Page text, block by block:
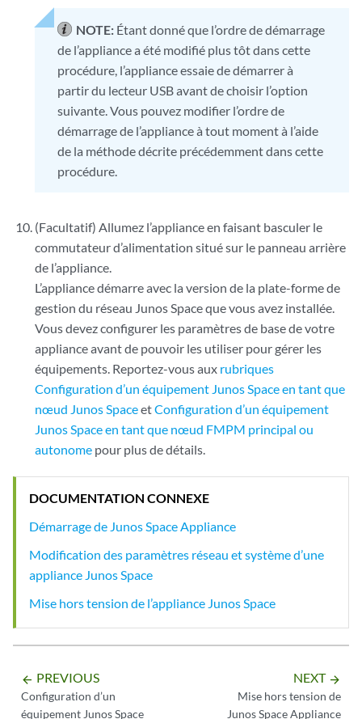
NOTE: Étant donné que l’ordre de démarrage
de l’appliance a été modifié plus tôt dans cette
procédure, l’appliance essaie de démarrer à
partir du lecteur USB avant de choisir l’option
suivante. Vous pouvez modifier l’ordre de
démarrage de l’appliance à tout moment à l’aide
de la méthode décrite précédemment dans cette
procédure.
(Facultatif) Allumez l’appliance en faisant basculer le
commutateur d’alimentation situé sur le panneau arrière
de l’appliance.
L’appliance démarre avec la version de la plate-forme de
gestion du réseau Junos Space que vous avez installée.
Vous devez configurer les paramètres de base de votre
appliance avant de pouvoir les utiliser pour gérer les
équipements. Reportez-vous aux rubriques
Configuration d’un équipement Junos Space en tant que
nœud Junos SpaceetConfiguration d’un équipement
Junos Space en tant que nœud FMPM principal ou
autonome pour plus de détails.
DOCUMENTATION CONNEXE
Démarrage de Junos Space Appliance
Modification des paramètres réseau et système d’une
appliance Junos Space
Mise hors tension de l’appliance Junos Space
arrow_backward PREVIOUS
Configuration d’un
équipement Junos Space
NEXT arrow_forward
Mise hors tension de
Junos Space Appliance